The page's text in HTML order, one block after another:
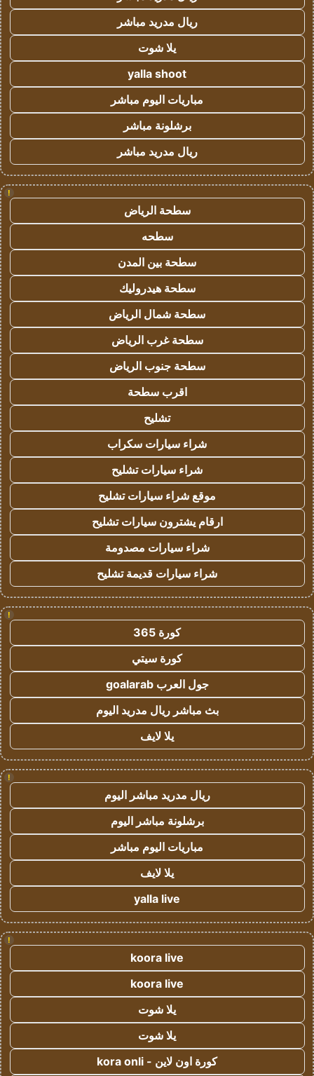
ريال مدريد مباشر
يلا شوت
yalla shoot
مباريات اليوم مباشر
برشلونة مباشر
ريال مدريد مباشر
!
سطحة الرياض
سطحه
سطحة بين المدن
سطحة هيدروليك
سطحة شمال الرياض
سطحة غرب الرياض
سطحة جنوب الرياض
اقرب سطحة
تشليح
شراء سيارات سكراب
شراء سيارات تشليح
موقع شراء سيارات تشليح
ارقام يشترون سيارات تشليح
شراء سيارات مصدومة
شراء سيارات قديمة تشليح
!
كورة 365
كورة سيتي
جول العرب goalarab
بث مباشر ريال مدريد اليوم
يلا لايف
!
ريال مدريد مباشر اليوم
برشلونة مباشر اليوم
مباريات اليوم مباشر
يلا لايف
yalla live
!
koora live
koora live
يلا شوت
يلا شوت
كورة اون لاين - kora onli